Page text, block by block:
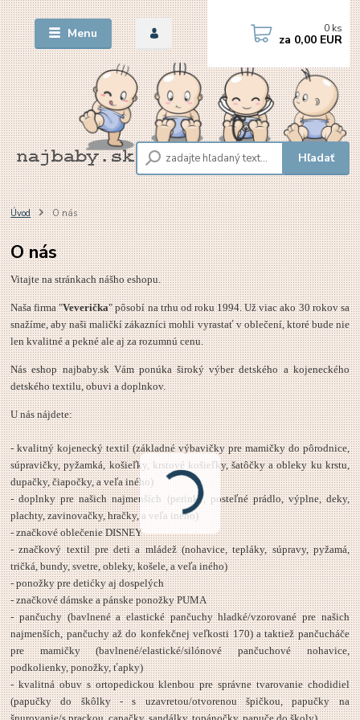
Menu
Hľadať
0 ks
za 0,00 EUR
Úvod O nás
O nás
Vitajte na stránkach nášho eshopu.
Naša firma "Veverička" pôsobí na trhu od roku 1994. Už viac ako 30 rokov sa
snažíme, aby naši maličkí zákazníci mohli vyrastať v oblečení, ktoré bude nie
len kvalitné a pekné ale aj za rozumnú cenu.
Nás eshop najbaby.sk Vám ponúka široký výber detského a kojeneckého
detského textilu, obuvi a doplnkov.
U nás nájdete:
- kvalitný kojenecký textil (základné výbavičky pre mamičky do pôrodnice,
súpravičky, pyžamká, košieľky, krstové košieľky, šatôčky a obleky ku krstu,
dupačky, čiapočky, a veľa iného)
- doplnky pre našich najmenších (perinky, posteľné prádlo, výplne, deky,
plachty, zavinovačky, hračky, a veľa iného)
- značkové oblečenie DISNEY
- značkový textil pre deti a mládež (nohavice, tepláky, súpravy, pyžamá,
tričká, bundy, svetre, obleky, košele, a veľa iného)
- ponožky pre detićky aj dospelých
- značkové dámske a pánske ponožky PUMA
- pančuchy (bavlnené a elastické pančuchy hladké/vzorované pre našich
najmenších, pančuchy až do konfekčnej veľkosti 170) a taktiež pančucháče
pre mamičky (bavlnené/elastické/silónové pančuchové nohavice,
podkolienky, ponožky, ťapky)
- kvalitná obuv s ortopedickou klenbou pre správne tvarovanie chodidiel
(papučky do škôlky - s uzavretou/otvorenou špičkou, papučky na